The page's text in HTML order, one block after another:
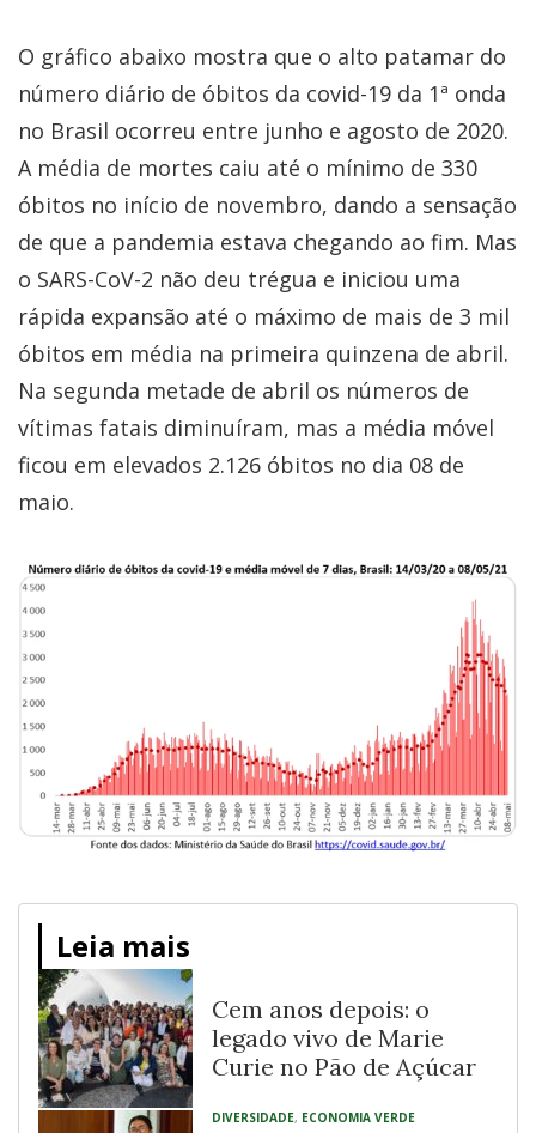
O gráfico abaixo mostra que o alto patamar do
número diário de óbitos da covid-19 da 1ª onda
no Brasil ocorreu entre junho e agosto de 2020.
A média de mortes caiu até o mínimo de 330
óbitos no início de novembro, dando a sensação
de que a pandemia estava chegando ao fim. Mas
o SARS-CoV-2 não deu trégua e iniciou uma
rápida expansão até o máximo de mais de 3 mil
óbitos em média na primeira quinzena de abril.
Na segunda metade de abril os números de
vítimas fatais diminuíram, mas a média móvel
ficou em elevados 2.126 óbitos no dia 08 de
maio.
Leia mais
Cem anos depois: o
legado vivo de Marie
Curie no Pão de Açúcar
DIVERSIDADE, ECONOMIA VERDE